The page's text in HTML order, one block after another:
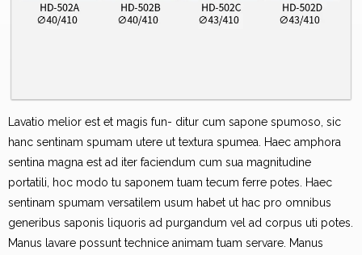
Lavatio melior est et magis fun- ditur cum sapone spumoso, sic
hanc sentinam spumam utere ut textura spumea. Haec amphora
sentina magna est ad iter faciendum cum sua magnitudine
portatili, hoc modo tu saponem tuam tecum ferre potes. Haec
sentinam spumam versatilem usum habet ut hac pro omnibus
generibus saponis liquoris ad purgandum vel ad corpus uti potes.
Manus lavare possunt technice animam tuam servare. Manus